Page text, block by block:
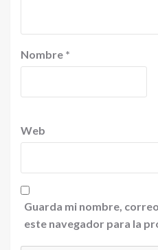
Nombre *
Web
Guarda mi nombre,
este navegador para la